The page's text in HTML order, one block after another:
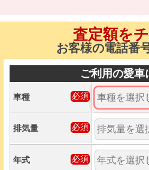
査定額を
お客様の電話番
ご利用の愛車
車種
排気量
年式